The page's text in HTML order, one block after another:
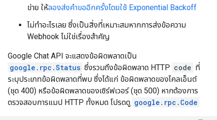
ข่าย ให้ลองส่งคำขออีกครั้งโดยใช้ Exponential Backoff
ไม่ทำอะไรเลย ซึ่งเป็นสิ่งที่เหมาะสมหากการส่งข้อความ
Webhook ไม่ใช่เรื่องสำคัญ
Google Chat API จะแสดงข้อผิดพลาดเป็น
google.rpc.Status ซึ่งรวมถึงข้อผิดพลาด HTTP code ที่
ระบุประเภทข้อผิดพลาดที่พบ ซึ่งได้แก่ ข้อผิดพลาดของไคลเอ็นต์
(ชุด 400) หรือข้อผิดพลาดของเซิร์ฟเวอร์ (ชุด 500) หากต้องการ
ตรวจสอบการแมป HTTP ทั้งหมด โปรดดู google.rpc.Code